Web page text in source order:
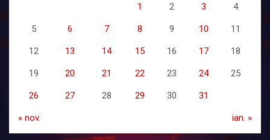
1 2 3 4
5 6 7 8 9 10 11
12 13 14 15 16 17 18
19 20 21 22 23 24 25
26 27 28 29 30 31
« nov. ian. »